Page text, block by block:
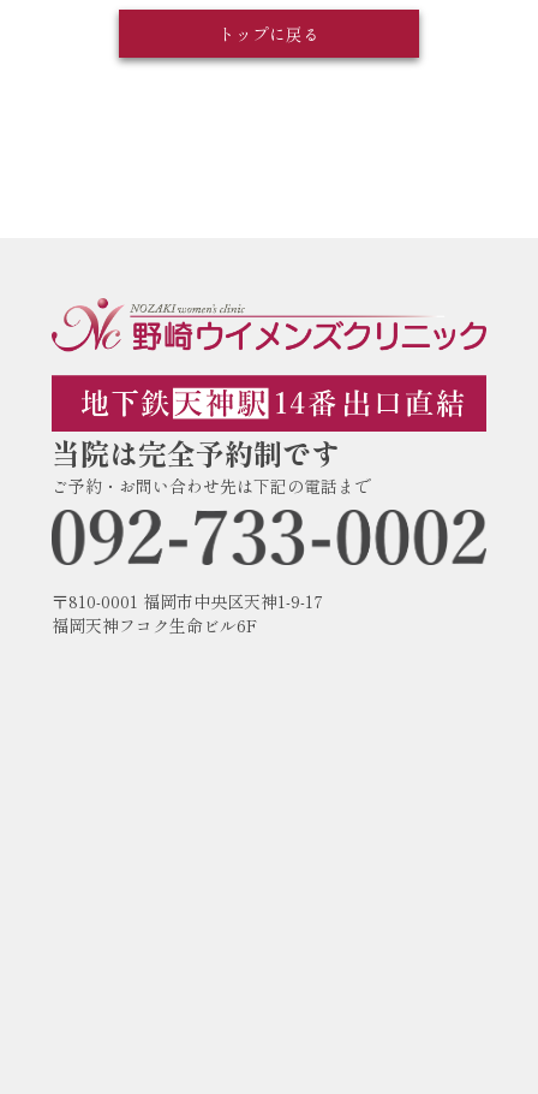
トップに戻る
当院は完全予約制です
ご予約・お問い合わせ先は下記の電話まで
〒810-0001 福岡市中央区天神1-9-17
福岡天神フコク生命ビル6F